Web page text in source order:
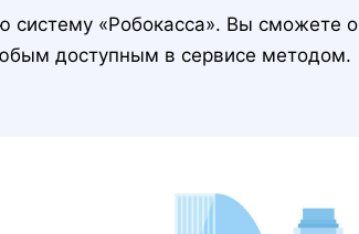
систему «Робокасса». Вы сможете
доступным в сервисе методом.